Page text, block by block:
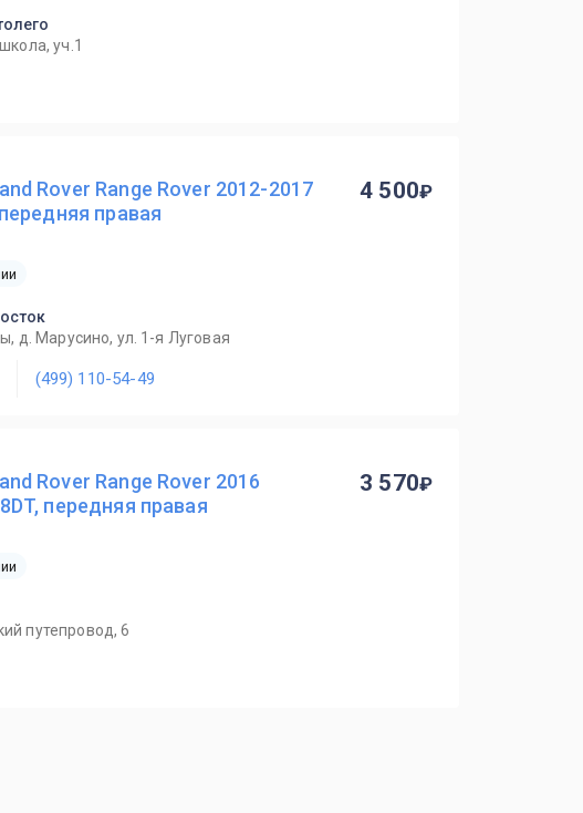
уч.1
Rover Range Rover 2012-2017
правая
д. Марусино, ул. 1-я Луговая
(499) 110-54-49
4 500
Rover Range Rover 2016
передняя правая
путепровод, 6
3 570